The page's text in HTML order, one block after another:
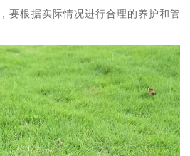
要根据实际情况进行合理的养护和管